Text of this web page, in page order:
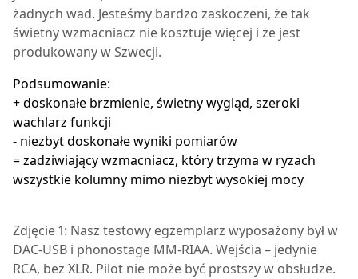
żadnych wad. Jesteśmy bardzo zaskoczeni, że tak
świetny wzmacniacz nie kosztuje więcej i że jest
produkowany w Szwecji.
Podsumowanie:
+ doskonałe brzmienie, świetny wygląd, szeroki
wachlarz funkcji
- niezbyt doskonałe wyniki pomiarów
= zadziwiający wzmacniacz, który trzyma w ryzach
wszystkie kolumny mimo niezbyt wysokiej mocy
Zdjęcie 1: Nasz testowy egzemplarz wyposażony był w
DAC-USB i phonostage MM-RIAA. Wejścia – jedynie
RCA, bez XLR. Pilot nie może być prostszy w obsłudze.